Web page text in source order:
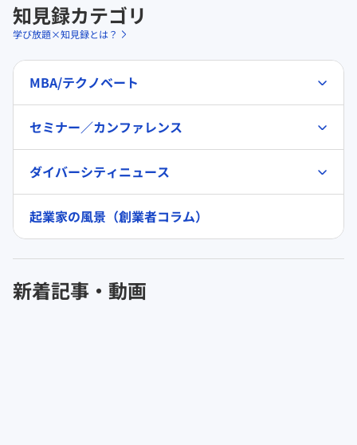
知見録カテゴリ
学び放題×知見録とは？
MBA/テクノベート
セミナー／カンファレンス
ダイバーシティニュース
起業家の風景（創業者コラム）
新着記事・動画